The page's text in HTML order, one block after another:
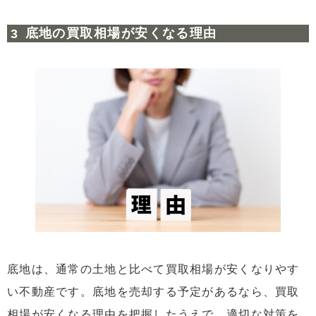
底地の買取相場が安くなる理由
底地は、通常の土地と比べて買取相場が安くなりやす
い不動産です。底地を売却する予定があるなら、買取